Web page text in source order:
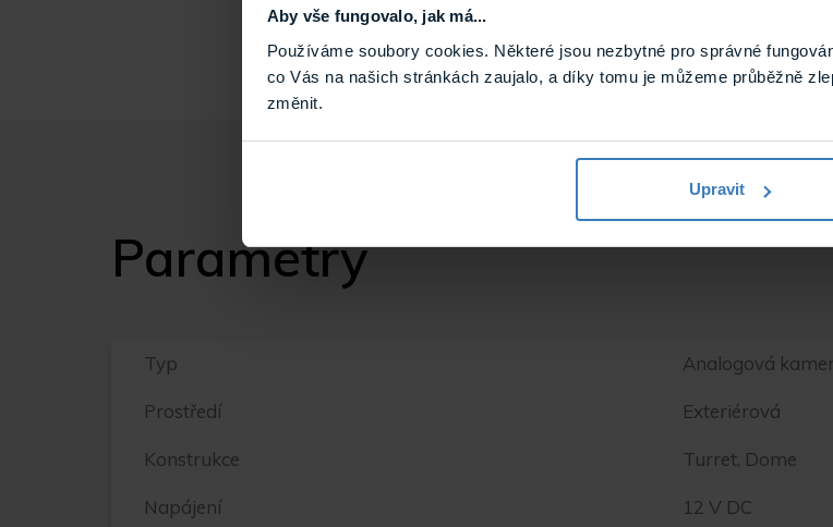
Aby vše fungovalo, jak má...
Používáme soubory cookies. Některé jsou nezbytné pro správné
co Vás na našich stránkách zaujalo, a díky tomu je můžeme průběžně
změnit.
Upravit
Parametry
Typ Analogová
Prostředí Exteriérová
Konstrukce Turret, Dome
Napájení 12 V DC